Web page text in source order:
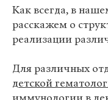
Как всегда, в
расскажем о
реализации
Для различных
детской